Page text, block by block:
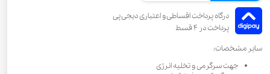
سایر مشخصات:
جهت سرگرمی و تخلیه انرژی